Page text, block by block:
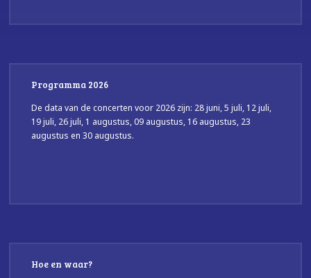
Programma 2026
De data van de concerten voor 2026 zijn: 28 juni, 5 juli, 12 juli,
19 juli, 26 juli, 1 augustus, 09 augustus, 16 augustus, 23
augustus en 30 augustus.
Hoe en waar?